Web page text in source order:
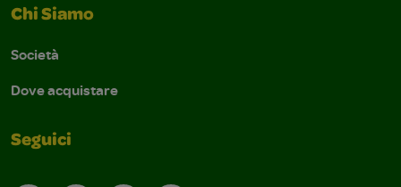
Chi Siamo
Società
Dove acquistare
Seguici